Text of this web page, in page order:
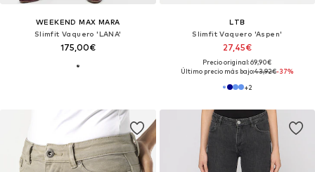
WEEKEND MAX MARA
Slimfit Vaquero 'LANA'
175,00€
LTB
Slimfit Vaquero 'Aspen'
27,45€
Precio original: 69,90€
Último precio más bajo:43,92€-37%
+2